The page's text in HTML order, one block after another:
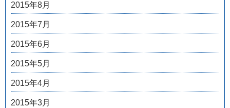
2015年8月
2015年7月
2015年6月
2015年5月
2015年4月
2015年3月